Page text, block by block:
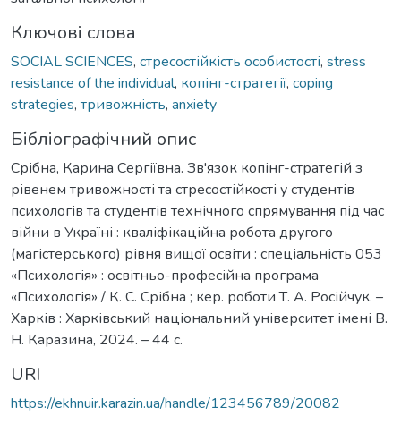
Ключові слова
SOCIAL SCIENCES, стресостійкість особистості, stress
resistance of the individual, копінг-стратегії, coping
strategies, тривожність, anxiety
Бібліографічний опис
Срібна, Карина Сергіївна. Зв'язок копінг-стратегій з
рівенем тривожності та стресостійкості у студентів
психологів та студентів технічного спрямування під час
війни в Україні : кваліфікаційна робота другого
(магістерського) рівня вищої освіти : спеціальність 053
«Психологія» : освітньо-професійна програма
«Психологія» / К. С. Срібна ; кер. роботи Т. А. Російчук. –
Харків : Харківський національний університет імені В.
Н. Каразина, 2024. – 44 с.
URI
https://ekhnuir.karazin.ua/handle/123456789/20082